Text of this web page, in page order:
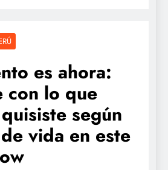
es ahora:
con lo que
según
vida en este